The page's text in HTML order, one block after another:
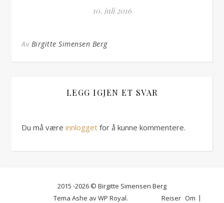
10. juli 2016
Av Birgitte Simensen Berg
LEGG IGJEN ET SVAR
Du må være innlogget for å kunne kommentere.
2015 -2026 © Birgitte Simensen Berg
Reiser Om
Tema Ashe avWP Royal.